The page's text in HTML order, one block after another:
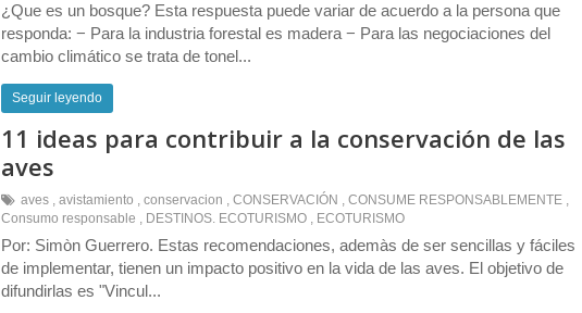
¿Que es un bosque? Esta respuesta puede variar de acuerdo a la persona que
responda: − Para la industria forestal es madera − Para las negociaciones del
cambio climático se trata de tonel...
Seguir leyendo
11 ideas para contribuir a la conservación de las
aves
aves , avistamiento , conservacion , CONSERVACIÓN , CONSUME RESPONSABLEMENTE ,
Consumo responsable , DESTINOS. ECOTURISMO , ECOTURISMO
Por: Simòn Guerrero. Estas recomendaciones, ademàs de ser sencillas y fáciles
de implementar, tienen un impacto positivo en la vida de las aves. El objetivo de
difundirlas es "Vincul...